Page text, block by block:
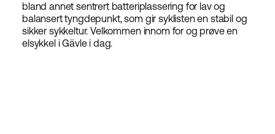
bland annet sentrert batteriplassering for lav og
balansert tyngdepunkt, som gir syklisten en stabil og
sikker sykkeltur. Velkommen innom for og prøve en
elsykkel i Gävle i dag.